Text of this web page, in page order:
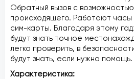
Обратный вызов с
происходящего. Работают часы
сим-карты. Благодаря этому
будут знать точное
легко проверить, в
будут знать, если нужна помощь.
Характеристика: